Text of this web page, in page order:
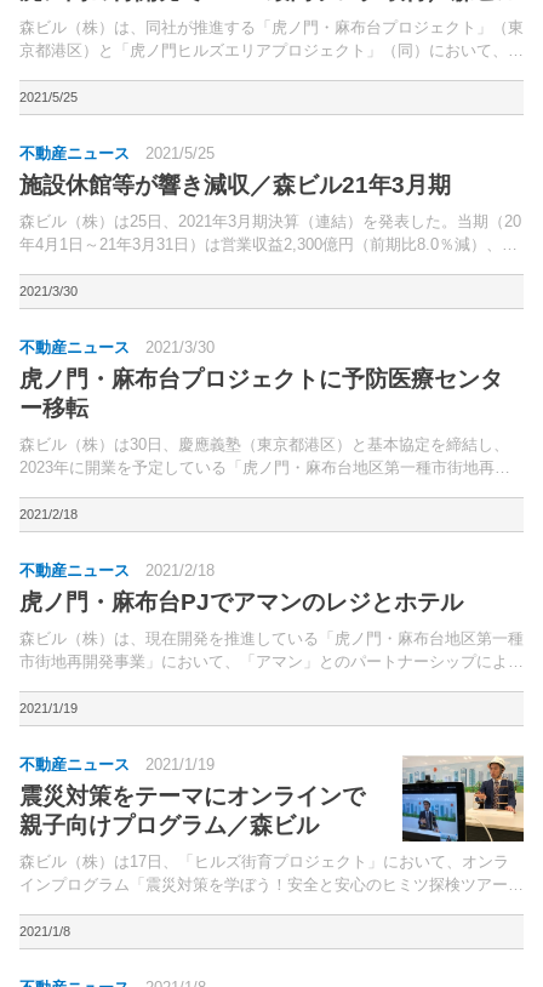
森ビル（株）は、同社が推進する「虎ノ門・麻布台プロジェクト」（東
京都港区）と「虎ノ門ヒルズエリアプロジェクト」（同）において、米
「LEED（Leadership in Energ...
2021/5/25
不動産ニュース 2021/5/25
施設休館等が響き減収／森ビル21年3月期
森ビル（株）は25日、2021年3月期決算（連結）を発表した。当期（20
年4月1日～21年3月31日）は営業収益2,300億円（前期比8.0％減）、営
期純利益314億円...
2021/3/30
不動産ニュース 2021/3/30
虎ノ門・麻布台プロジェクトに予防医療センタ
ー移転
森ビル（株）は30日、慶應義塾（東京都港区）と基本協定を締結し、
2023年に開業を予定している「虎ノ門・麻布台地区第一種市街地再開
下、予防医療センター）を拡張移転すると共に、「ヒル...
2021/2/18
不動産ニュース 2021/2/18
虎ノ門・麻布台PJでアマンのレジとホテル
森ビル（株）は、現在開発を推進している「虎ノ門・麻布台地区第一種
市街地再開発事業」において、「アマン」とのパートナーシップによ
となるラグジュアリーホテル「ジャヌ東京」（約120室...
2021/1/19
不動産ニュース 2021/1/19
震災対策をテーマにオンラインで
親子向けプログラム／森ビル
森ビル（株）は17日、「ヒルズ街育プロジェクト」において、オンラ
インプログラム「震災対策を学ぼう！安全と安心のヒミツ探検ツアー」
ハウを子供たちに伝え、楽しく学びながら次世代の都市の...
2021/1/8